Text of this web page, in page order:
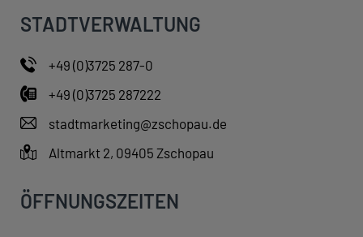
STADTVERWALTUNG
+49 (0)3725 287-0
+49 (0)3725 287222
stadtmarketing@zschopau.de
Altmarkt 2, 09405 Zschopau
ÖFFNUNGSZEITEN